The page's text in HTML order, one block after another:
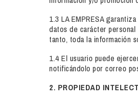
1.3 LA EMPRESA
datos de carácter
tanto, toda la información
1.4 El usuario puede
notificándolo por correo
2. PROPIEDAD